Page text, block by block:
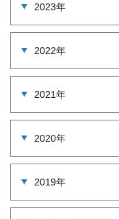
2023年
2022年
2021年
2020年
2019年